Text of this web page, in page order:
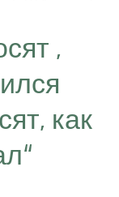
,
как